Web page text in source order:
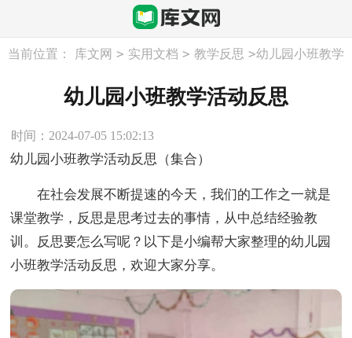
当前位置： 库文网 > 实用文档 > 教学反思 >幼儿园小班教学
幼儿园小班教学活动反思
时间：2024-07-05 15:02:13
幼儿园小班教学活动反思（集合）
在社会发展不断提速的今天，我们的工作之一就是
课堂教学，反思是思考过去的事情，从中总结经验教
训。反思要怎么写呢？以下是小编帮大家整理的幼儿园
小班教学活动反思，欢迎大家分享。